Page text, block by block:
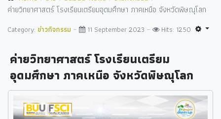
ค่ายวิทยาศาสตร์ โรงเรียนเตรียมอุดมศึกษา ภาคเหนือ จังหวัดพิษณุโลก
Category: ข่าวกิจกรรม 11 September 2023 Hits: 1250
ค่ายวิทยาศาสตร์ โรงเรียนเตรียม
อุดมศึกษา ภาคเหนือ จังหวัดพิษณุโลก